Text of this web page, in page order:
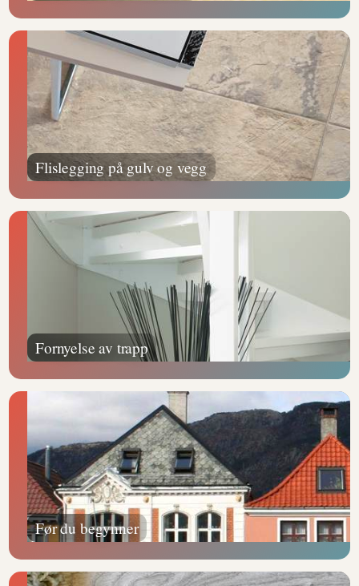
Flislegging på gulv og vegg
Fornyelse av trapp
Før du begynner